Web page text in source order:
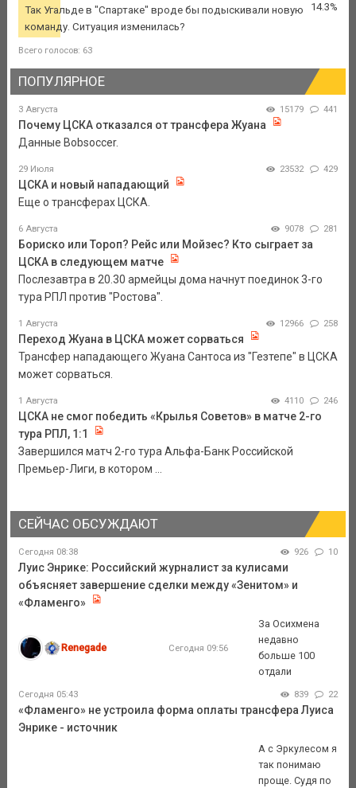
Так Угальде в "Спартаке" вроде бы подыскивали новую
команду. Ситуация изменилась?
14.3%
Всего голосов: 63
ПОПУЛЯРНОЕ
3 Августа 15179 441
Почему ЦСКА отказался от трансфера Жуана
Данные Bobsoccer.
29 Июля 23532 429
ЦСКА и новый нападающий
Еще о трансферах ЦСКА.
6 Августа 9078 281
Бориско или Тороп? Рейс или Мойзес? Кто сыграет за
ЦСКА в следующем матче
Послезавтра в 20.30 армейцы дома начнут поединок 3-го
тура РПЛ против "Ростова".
1 Августа 12966 258
Переход Жуана в ЦСКА может сорваться
Трансфер нападающего Жуана Сантоса из "Гезтепе" в ЦСКА
может сорваться.
1 Августа 4110 246
ЦСКА не смог победить «Крылья Советов» в матче 2-го
тура РПЛ, 1:1
Завершился матч 2-го тура Альфа-Банк Российской
Премьер-Лиги, в котором ...
СЕЙЧАС ОБСУЖДАЮТ
Сегодня 08:38 926 10
Луис Энрике: Российский журналист за кулисами
объясняет завершение сделки между «Зенитом» и
«Фламенго»
Renegade Сегодня 09:56
За Осихмена
недавно
больше 100
отдали
Сегодня 05:43 839 22
«Фламенго» не устроила форма оплаты трансфера Луиса
Энрике - источник
А с Эркулесом я
так понимаю
проще. Судя по